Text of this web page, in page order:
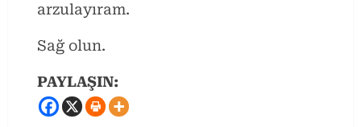
arzulayıram.
Sağ olun.
PAYLAŞIN: